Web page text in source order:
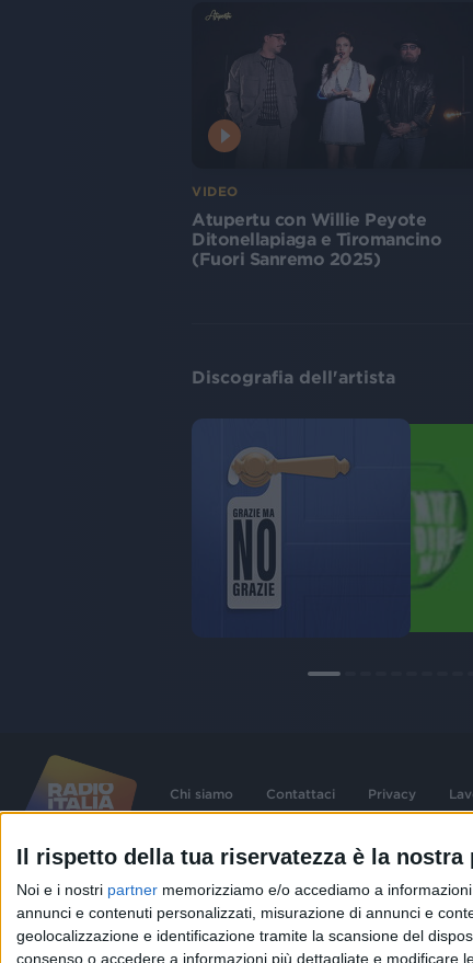
Il rispetto della tua riservatezza è la nostra
Noi e i nostri partner memorizziamo e/o accediamo a
annunci e contenuti personalizzati, misurazione di annunci e
geolocalizzazione e identificazione tramite la scansione del
consenso o accedere a informazioni più dettagliate e modificare
VIDEO
Atupertu con Willie Peyote
Ditonellapiaga e Tiromancino
(Fuori Sanremo 2025)
Discografia dell'artista
Chi siamo Contattaci Privacy
contenute nel sito sono stati assolti gli obblighi derivanti dalla normativa
Capitale Sociale € 580.000,00 interamente versato. Iscr. Reg. Imprese
06832230152. Iscritta al R.E.A. di Milano al n° 1125258. Testata giornalistica
1987.